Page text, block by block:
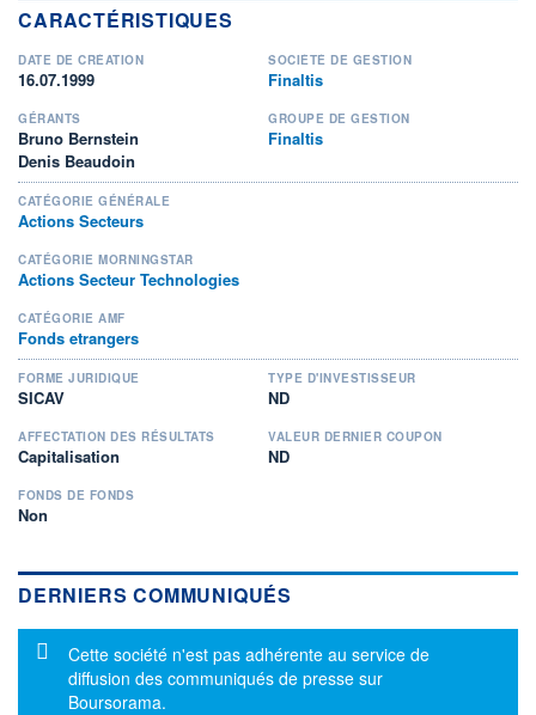
CARACTÉRISTIQUES
DATE DE CRÉATION
16.07.1999
SOCIÉTÉ DE GESTION
Finaltis
GÉRANTS
Bruno Bernstein
Denis Beaudoin
GROUPE DE GESTION
Finaltis
CATÉGORIE GÉNÉRALE
Actions Secteurs
CATÉGORIE MORNINGSTAR
Actions Secteur Technologies
CATÉGORIE AMF
Fonds etrangers
FORME JURIDIQUE
SICAV
TYPE D'INVESTISSEUR
ND
AFFECTATION DES RÉSULTATS
Capitalisation
VALEUR DERNIER COUPON
ND
FONDS DE FONDS
Non
DERNIERS COMMUNIQUÉS
Message d'information
Cette société n'est pas adhérente au service de
diffusion des communiqués de presse sur
Boursorama.